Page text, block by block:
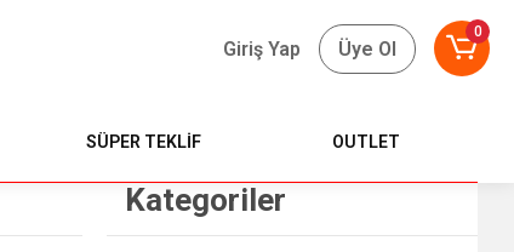
Giriş Yap Üye Ol
0
SÜPER TEKLİF OUTLET
Kategoriler